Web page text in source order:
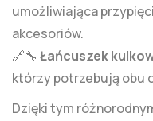
umożliwiająca
akcesoriów.
🔗🔧 Łańcuszek
którzy potrzebują obu
Dzięki tym